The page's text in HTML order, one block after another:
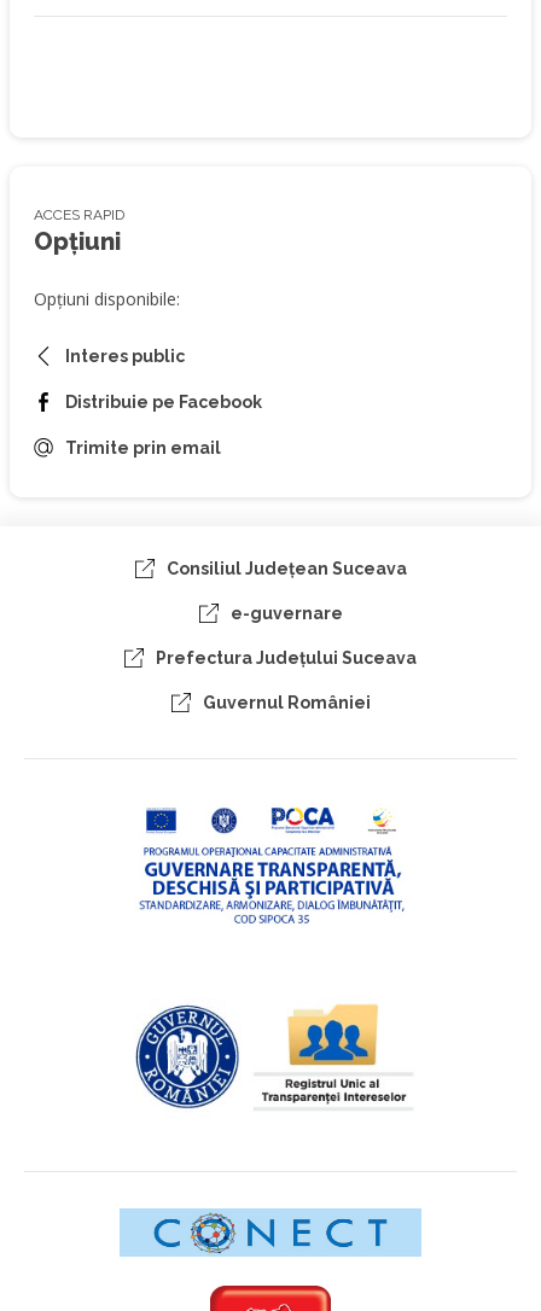
ACCES RAPID
Opțiuni
Opțiuni disponibile:
Interes public
Distribuie pe Facebook
Trimite prin email
Consiliul Judeţean Suceava
e-guvernare
Prefectura Judeţului Suceava
Guvernul României